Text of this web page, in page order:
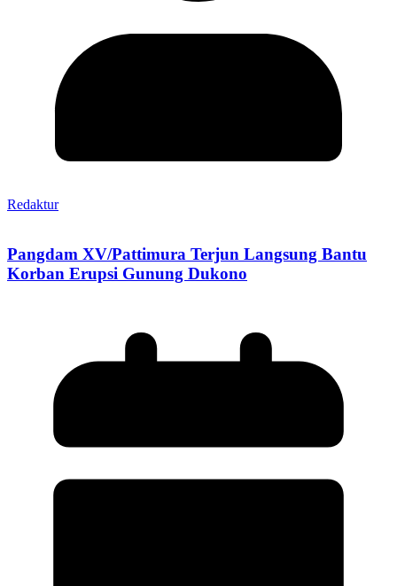
Redaktur
Pangdam XV/Pattimura Terjun Langsung Bantu
Korban Erupsi Gunung Dukono